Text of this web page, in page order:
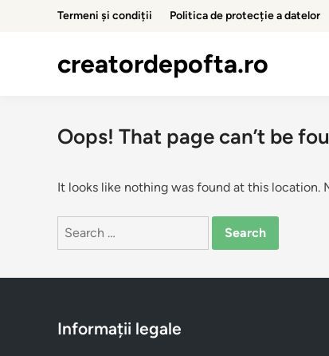
Termeni și condiții Politica de protecție a datelor
creatordepofta.ro
Oops! That page can’t be
It looks like nothing was found at this location.
Search
Informații legale